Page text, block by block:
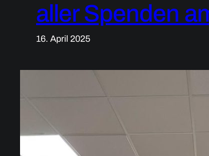
aller Spenden
16. April 2025